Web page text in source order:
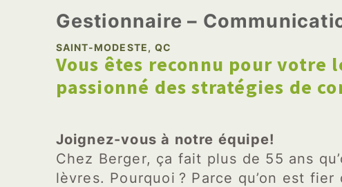
Gestionnaire –
SAINT-MODESTE, QC
Vous êtes reconnu pour votre
passionné des stratégies de
Joignez-vous à notre équipe!
Chez Berger, ça fait plus de 55 ans
lèvres. Pourquoi ? Parce qu’on est